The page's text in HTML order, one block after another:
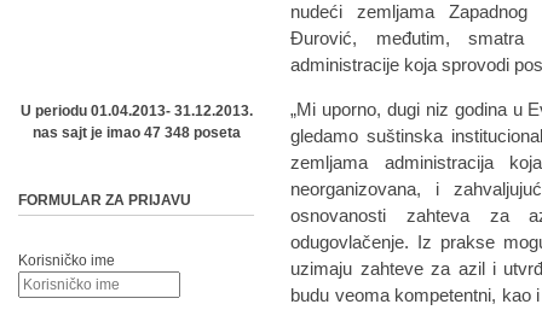
nudeći zemljama
Đurović, međutim,
administracije koja sprovodi
„Mi uporno, dugi niz godina u
gledamo suštinska
zemljama administracija
neorganizovana, i
osnovanosti zahteva za
odugovlačenje. Iz prakse
uzimaju zahteve za azil i
budu veoma kompetentni, kao
U periodu 01.04.2013- 31.12.2013.
nas sajt je imao 47 348 poseta
FORMULAR ZA PRIJAVU
Korisničko ime